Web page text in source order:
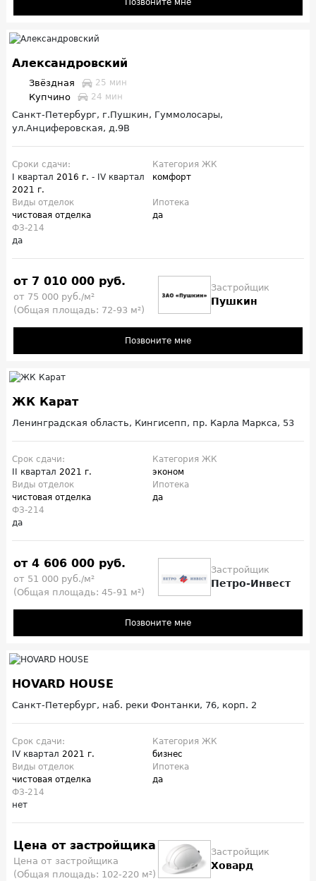
Александровский
Звёздная 25 мин
Купчино 24 мин
Санкт-Петербург, г.Пушкин, Гуммолосары,
ул.Анциферовская, д.9В
Сроки сдачи:
I квартал 2016 г. - IV квартал
2021 г.
Категория ЖК
комфорт
Виды отделок
чистовая отделка
Ипотека
да
ФЗ-214
да
от 7 010 000 руб.
от 75 000 руб./м²
(Общая площадь: 72-93 м²)
Застройщик
Пушкин
Позвоните мне
ЖК Карат
Ленинградская область, Кингисепп, пр. Карла Маркса, 53
Срок сдачи:
II квартал 2021 г.
Категория ЖК
эконом
Виды отделок
чистовая отделка
Ипотека
да
ФЗ-214
да
от 4 606 000 руб.
от 51 000 руб./м²
(Общая площадь: 45-91 м²)
Застройщик
Петро-Инвест
Позвоните мне
HOVARD HOUSE
Санкт-Петербург, наб. реки Фонтанки, 76, корп. 2
Срок сдачи:
IV квартал 2021 г.
Категория ЖК
бизнес
Виды отделок
чистовая отделка
Ипотека
да
ФЗ-214
нет
Цена от застройщика
Цена от застройщика
(Общая площадь: 102-220 м²)
Застройщик
Ховард